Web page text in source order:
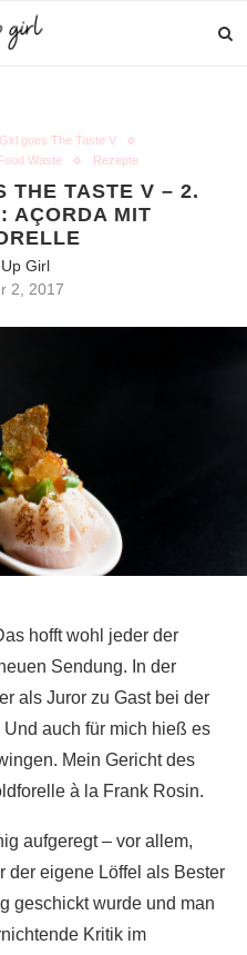
goes The Taste V
Waste
Rezepte
THE TASTE V – 2.
AÇORDA MIT
Girl
2, 2017
hofft wohl jeder der
Sendung. In der
als Juror zu Gast bei der
auch für mich hieß es
Mein Gericht des
à la Frank Rosin.
aufgeregt – vor allem,
der eigene Löffel als Bester
geschickt wurde und man
Kritik im